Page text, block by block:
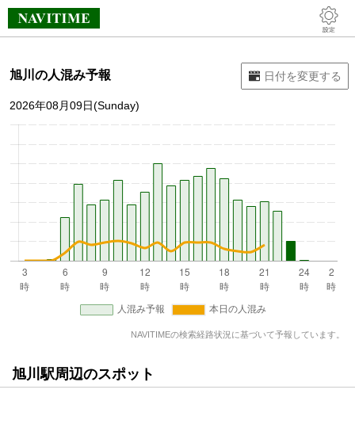
旭川の人混み予報
2026年08月09日(Sunday)
NAVITIMEの検索経路状況に基づいて予報しています。
旭川駅周辺のスポット